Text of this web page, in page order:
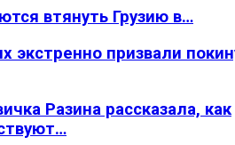
втянуть Грузию в…
призвали
Разина рассказала, как